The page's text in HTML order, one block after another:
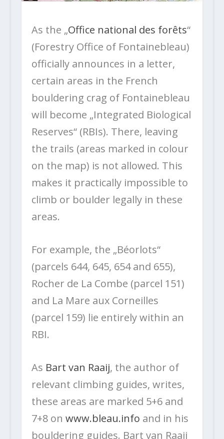
As the „Office national des forêts“
(Forestry Office of Fontainebleau)
officially announces in a letter,
certain areas in the French
bouldering crag of Fontainebleau
will become „Integrated Biological
Reserves“ (RBIs). There, leaving
the trails (areas marked in colour
on the map) is not allowed. This
makes it practically impossible to
climb or boulder legally in these
areas.
For example, the „Béorlots“
(parcels 644, 645, 654 and 655),
Rocher de La Combe (parcel 151)
and La Mare aux Corneilles
(parcel 159) lie entirely within an
RBI.
As Bart van Raaij, the author of
relevant climbing guides, writes,
these areas are marked 5+6 and
7+8 on www.bleau.info and in his
bouldering guides. Bart van Raaij